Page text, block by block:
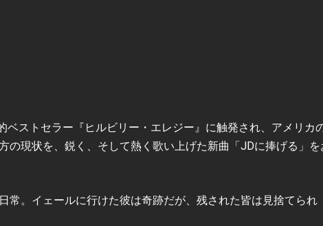
ベストセラー『ヒルビリー・エレジー』に触発され、アメリカ
の現状を、鋭く、そして熱く歌い上げた新曲「JDに捧げる」を
常。イェールに行けた彼は奇跡だが、残された皆は見捨てられ